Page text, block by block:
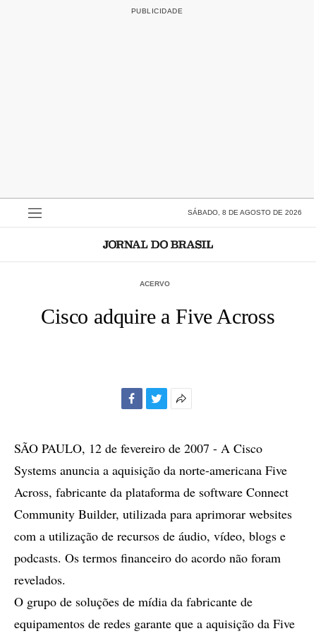
SÁBADO, 8 DE AGOSTO DE 2026
ACERVO
Cisco adquire a Five Across
compartilhamento
SÃO PAULO, 12 de fevereiro de 2007 - A Cisco
Systems anuncia a aquisição da norte-americana Five
Across, fabricante da plataforma de software Connect
Community Builder, utilizada para aprimorar websites
com a utilização de recursos de áudio, vídeo, blogs e
podcasts. Os termos financeiro do acordo não foram
revelados.
O grupo de soluções de mídia da fabricante de
equipamentos de redes garante que a aquisição da Five